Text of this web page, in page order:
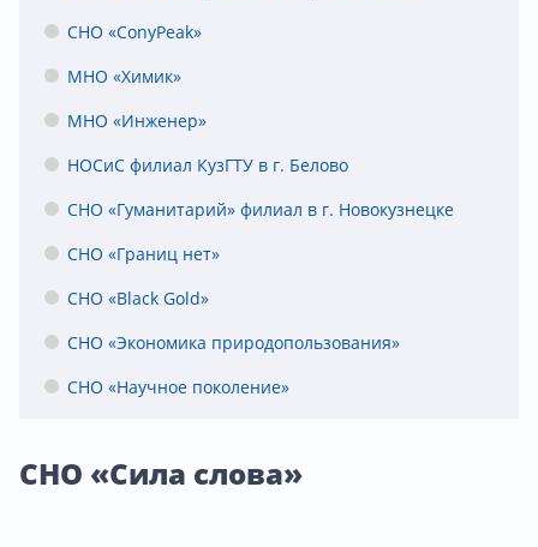
СНО «ConyPeak»
МНО «Химик»
МНО «Инженер»
НОСиС филиал КузГТУ в г. Белово
СНО «Гуманитарий» филиал в г. Новокузнецке
СНО «Границ нет»
СНО «Black Gold»
СНО «Экономика природопользования»
СНО «Научное поколение»
СНО «Сила слова»